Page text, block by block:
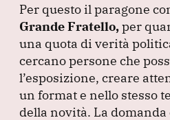
Per questo il paragone
Grande Fratello,per
una quota di verità
cercano persone che
l’esposizione, creare
un format e nello stesso
della novità. La domanda